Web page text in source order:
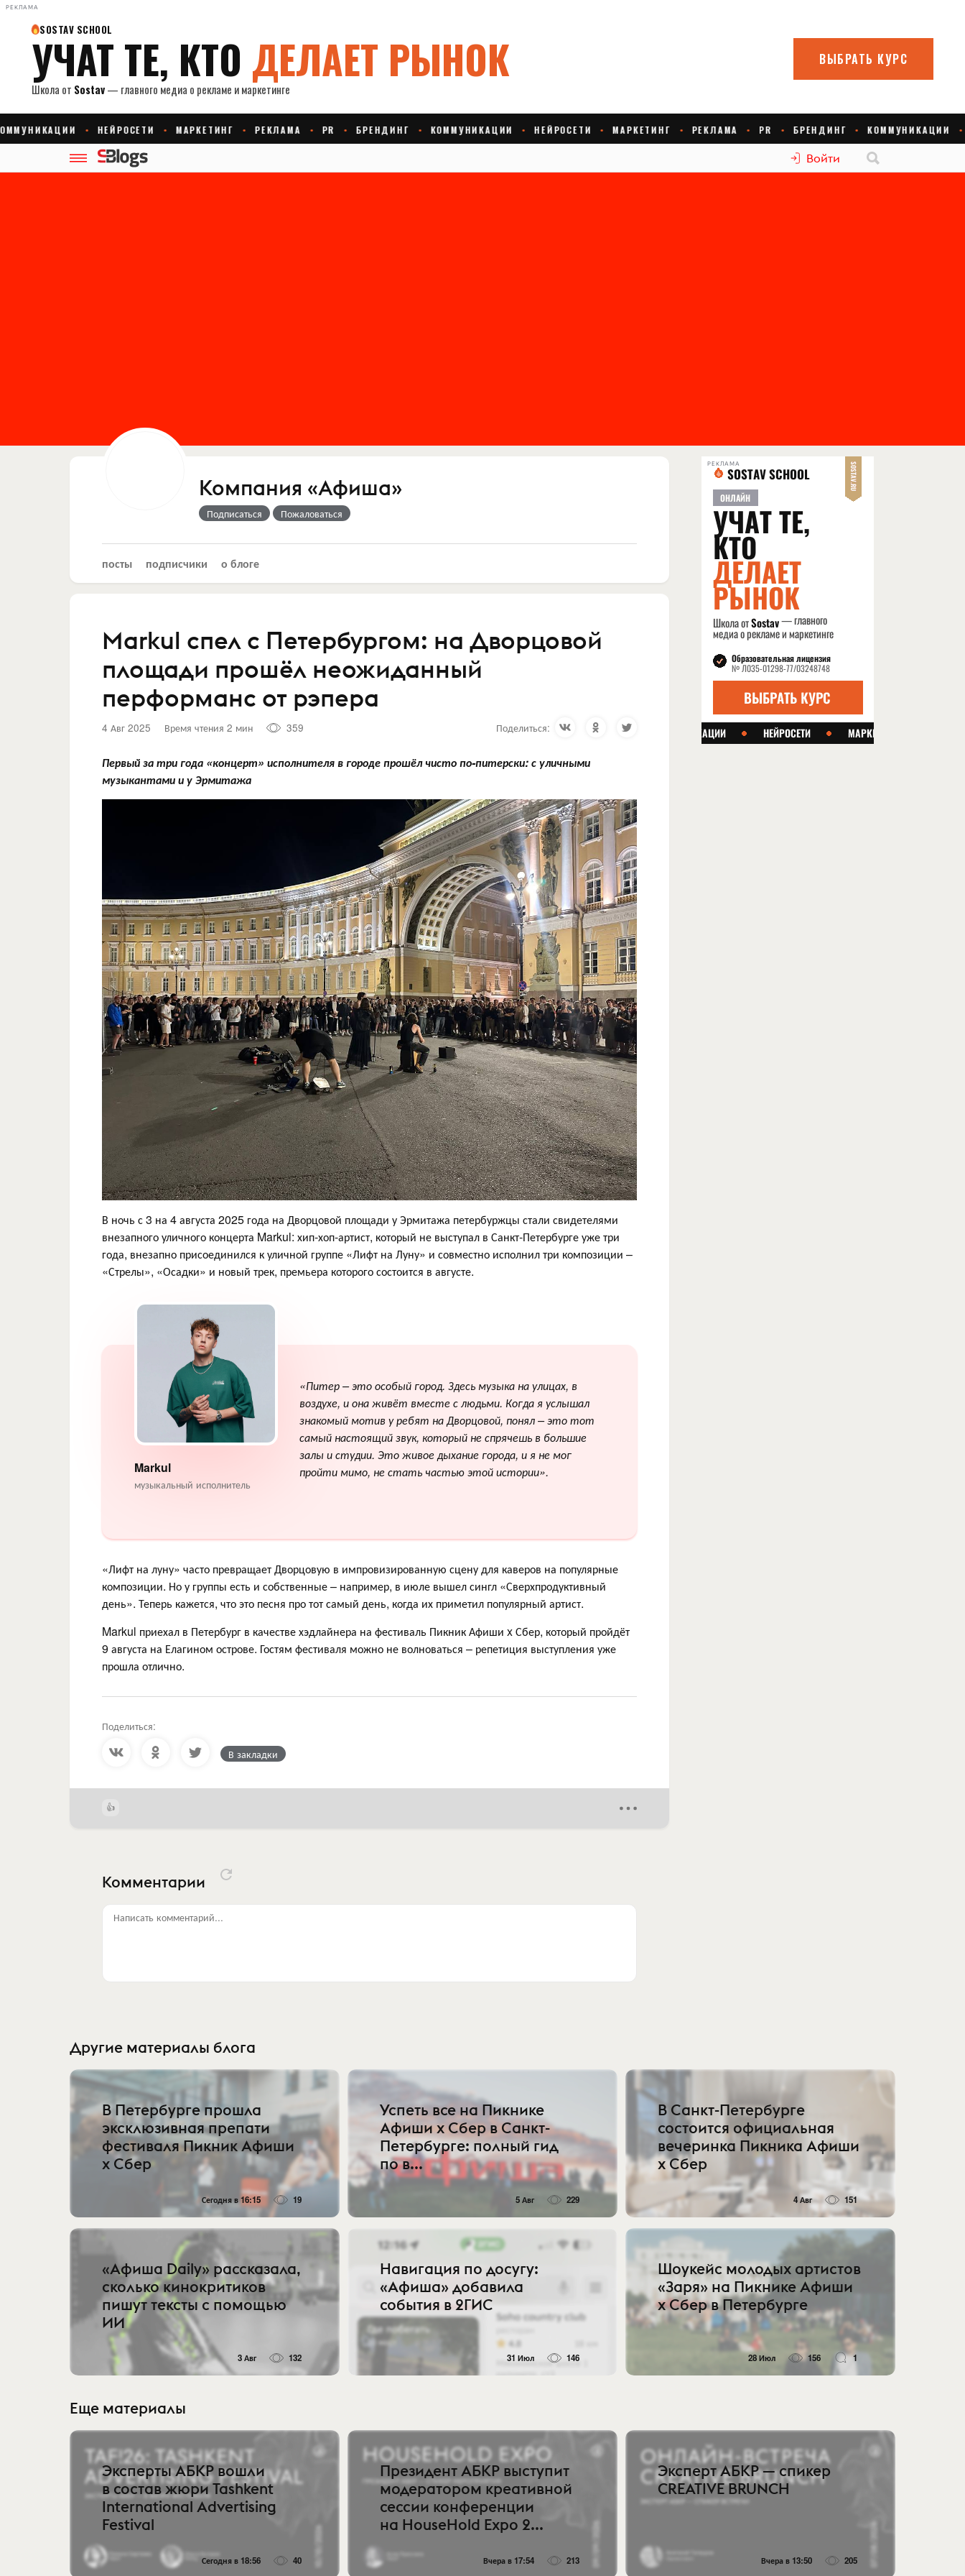
РЕКЛАМА
Войти
Компания «Афиша»
Подписаться Пожаловаться
посты подписчики о блоге
Мarkul спел с Петербургом: на Дворцовой
площади прошёл неожиданный
перформанс от рэпера
4 Авг 2025 Время чтения 2 мин 359 Поделиться:
Первый за три года «концерт» исполнителя в городе прошёл чисто по-питерски: с уличными
музыкантами и у Эрмитажа
В ночь с 3 на 4 августа 2025 года на Дворцовой площади у Эрмитажа петербуржцы стали свидетелями
внезапного уличного концерта Markul: хип‑хоп-артист, который не выступал в Санкт‑Петербурге уже три
года, внезапно присоединился к уличной группе «Лифт на Луну» и совместно исполнил три композиции –
«Стрелы», «Осадки» и новый трек, премьера которого состоится в августе.
Markul
музыкальный исполнитель
«Питер – это особый город. Здесь музыка на улицах, в
воздухе, и она живёт вместе с людьми. Когда я услышал
знакомый мотив у ребят на Дворцовой, понял – это тот
самый настоящий звук, который не спрячешь в большие
залы и студии. Это живое дыхание города, и я не мог
пройти мимо, не стать частью этой истории».
«Лифт на луну» часто превращает Дворцовую в импровизированную сцену для каверов на популярные
композиции. Но у группы есть и собственные – например, в июле вышел сингл «Сверхпродуктивный
день». Теперь кажется, что это песня про тот самый день, когда их приметил популярный артист.
Markul приехал в Петербург в качестве хэдлайнера на фестиваль Пикник Афиши x Сбер, который пройдёт
9 августа на Елагином острове. Гостям фестиваля можно не волноваться – репетиция выступления уже
прошла отлично.
Поделиться:
В закладки
Комментарии
Написать комментарий...
РЕКЛАМА
Другие материалы блога
В Петербурге прошла
эксклюзивная препати
фестиваля Пикник Афиши
х Сбер
Сегодня в 16:15 19
Успеть все на Пикнике
Афиши x Сбер в Санкт-
Петербурге: полный гид
по в...
5 Авг 229
В Санкт-Петербурге
состоится официальная
вечеринка Пикника Афиши
x Сбер
4 Авг 151
«Афиша Daily» рассказала,
сколько кинокритиков
пишут тексты с помощью
ИИ
3 Авг 132
Навигация по досугу:
«Афиша» добавила
события в 2ГИС
31 Июл 146
Шоукейс молодых артистов
«Заря» на Пикнике Афиши
x Сбер в Петербурге
28 Июл 156 1
Еще материалы
Эксперты АБКР вошли
в состав жюри Tashkent
International Advertising
Festival
Сегодня в 18:56 40
Президент АБКР выступит
модератором креативной
сессии конференции
на HouseHold Expo 2...
Вчера в 17:54 213
Эксперт АБКР — спикер
CREATIVE BRUNCH
Вчера в 13:50 205